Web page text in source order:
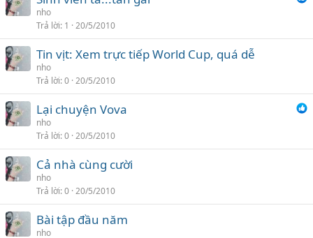
nho
Trả lời 1 20/5/2010
Tin vịt: Xem trực tiếp World Cup, quá dễ
nho
Trả lời 0 20/5/2010
Lại chuyện Vova
nho
Trả lời 0 20/5/2010
Cả nhà cùng cười
nho
Trả lời 0 20/5/2010
Bài tập đầu năm
nho